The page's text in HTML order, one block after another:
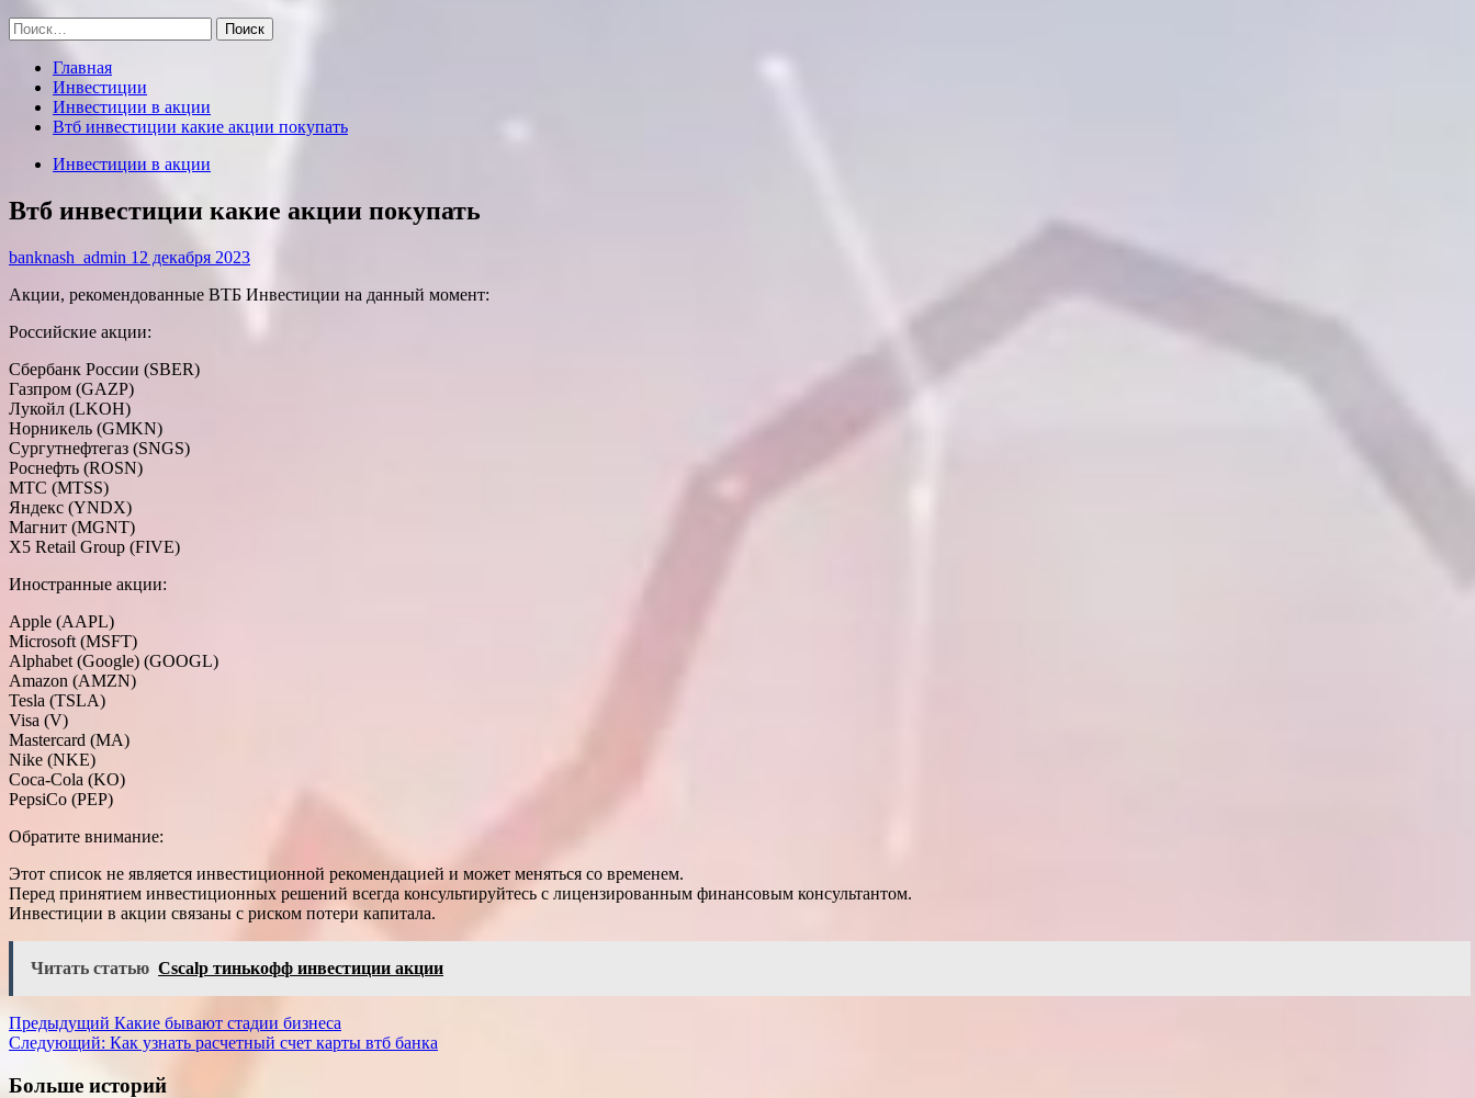
Найти:
Главная
Инвестиции
Инвестиции в акции
Втб инвестиции какие акции покупать
Инвестиции в акции
Втб инвестиции какие акции покупать
banknash_admin 12 декабря 2023
Акции, рекомендованные ВТБ Инвестиции на данный момент:
Российские акции:
Сбербанк России (SBER)
Газпром (GAZP)
Лукойл (LKOH)
Норникель (GMKN)
Сургутнефтегаз (SNGS)
Роснефть (ROSN)
МТС (MTSS)
Яндекс (YNDX)
Магнит (MGNT)
X5 Retail Group (FIVE)
Иностранные акции:
Apple (AAPL)
Microsoft (MSFT)
Alphabet (Google) (GOOGL)
Amazon (AMZN)
Tesla (TSLA)
Visa (V)
Mastercard (MA)
Nike (NKE)
Coca-Cola (KO)
PepsiCo (PEP)
Обратите внимание:
Этот список не является инвестиционной рекомендацией и может меняться со временем.
Перед принятием инвестиционных решений всегда консультируйтесь с лицензированным финансовым консультантом.
Инвестиции в акции связаны с риском потери капитала.
Читать статью Cscalp тинькофф инвестиции акции
Навигация
записи
Предыдущий Какие бывают стадии бизнеса
Следующий: Как узнать расчетный счет карты втб банка
Больше историй